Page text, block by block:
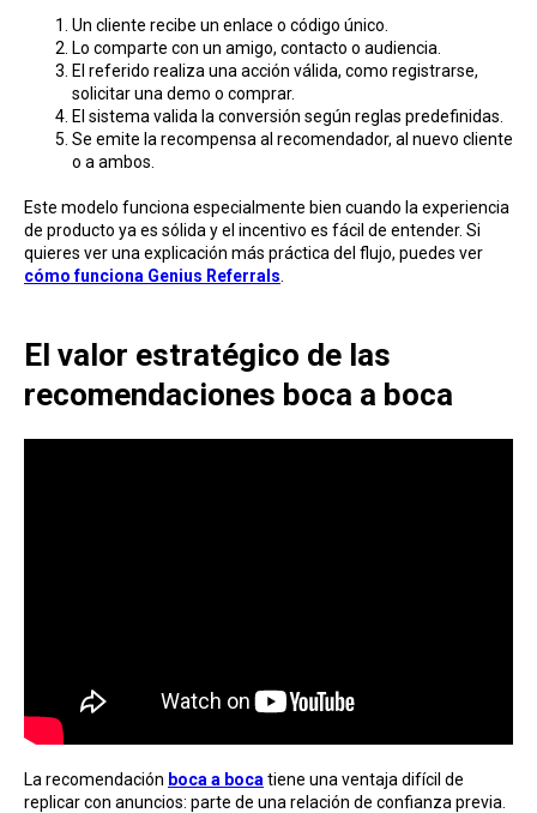
Un cliente recibe un enlace o código único.
Lo comparte con un amigo, contacto o audiencia.
El referido realiza una acción válida, como registrarse,
solicitar una demo o comprar.
El sistema valida la conversión según reglas predefinidas.
Se emite la recompensa al recomendador, al nuevo cliente
o a ambos.
Este modelo funciona especialmente bien cuando la experiencia
de producto ya es sólida y el incentivo es fácil de entender. Si
quieres ver una explicación más práctica del flujo, puedes ver
cómo funciona Genius Referrals
El valor estratégico de las
recomendaciones boca a boca
La recomendación boca a boca tiene una ventaja difícil de
replicar con anuncios: parte de una relación de confianza previa.